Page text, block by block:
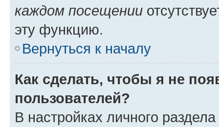
каждом посещении
эту функцию.
Вернуться к началу
Как сделать, чтобы я не
пользователей?
В настройках личного